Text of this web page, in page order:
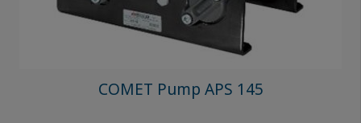
COMET Pump APS 145